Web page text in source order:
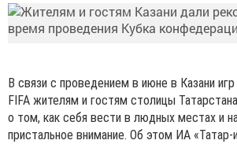
В связи с проведением в июне в Казани
FIFA жителям и гостям столицы
о том, как себя вести в людных местах и
пристальное внимание. Об этом ИА